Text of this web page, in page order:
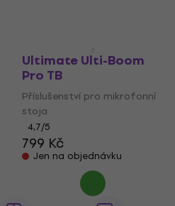
Ultimate Ulti-Boom
Pro TB
Příslušenství pro mikrofonní
stoja
4,7/5
799 Kč
Jen na objednávku